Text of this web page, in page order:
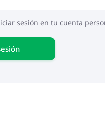
sesión en tu cuenta